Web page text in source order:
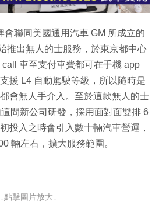
影
片
會聯同美國通用汽車 GM 所成立的
推出無人的士服務，於東京都中心
車至支付車費都可在手機 app
援 L4 自動駕駛等級，所以隨時是
會無人手介入。至於這款無人的士
間新公司研發，採用面對面雙排 6
投入之時會引入數十輛汽車營運，
輛左右，擴大服務範圍。
↓點擊圖片放大↓